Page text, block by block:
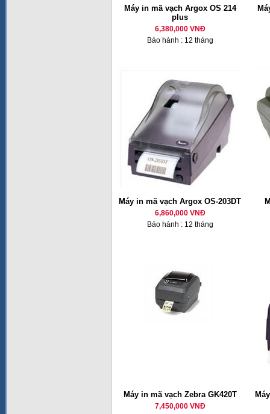
Máy in mã vạch Argox OS 214
plus
6,380,000 VNĐ
Bảo hành : 12 tháng
Máy in mã vạch Argox OS-203DT
6,860,000 VNĐ
Bảo hành : 12 tháng
Máy in mã vạch Zebra GK420T
7,450,000 VNĐ